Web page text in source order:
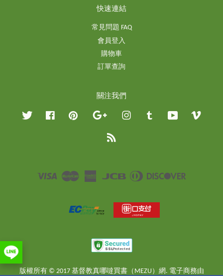
快速連結
常見問題 FAQ
會員登入
購物車
訂單查詢
關注我們
Twitter Facebook Pinterest Google InstagramTumblr YouTube
Visa Master
American
JCB
Diners
版權所有 © 2017 基督教真哪噠買書（MEZU）網. 電子商務由